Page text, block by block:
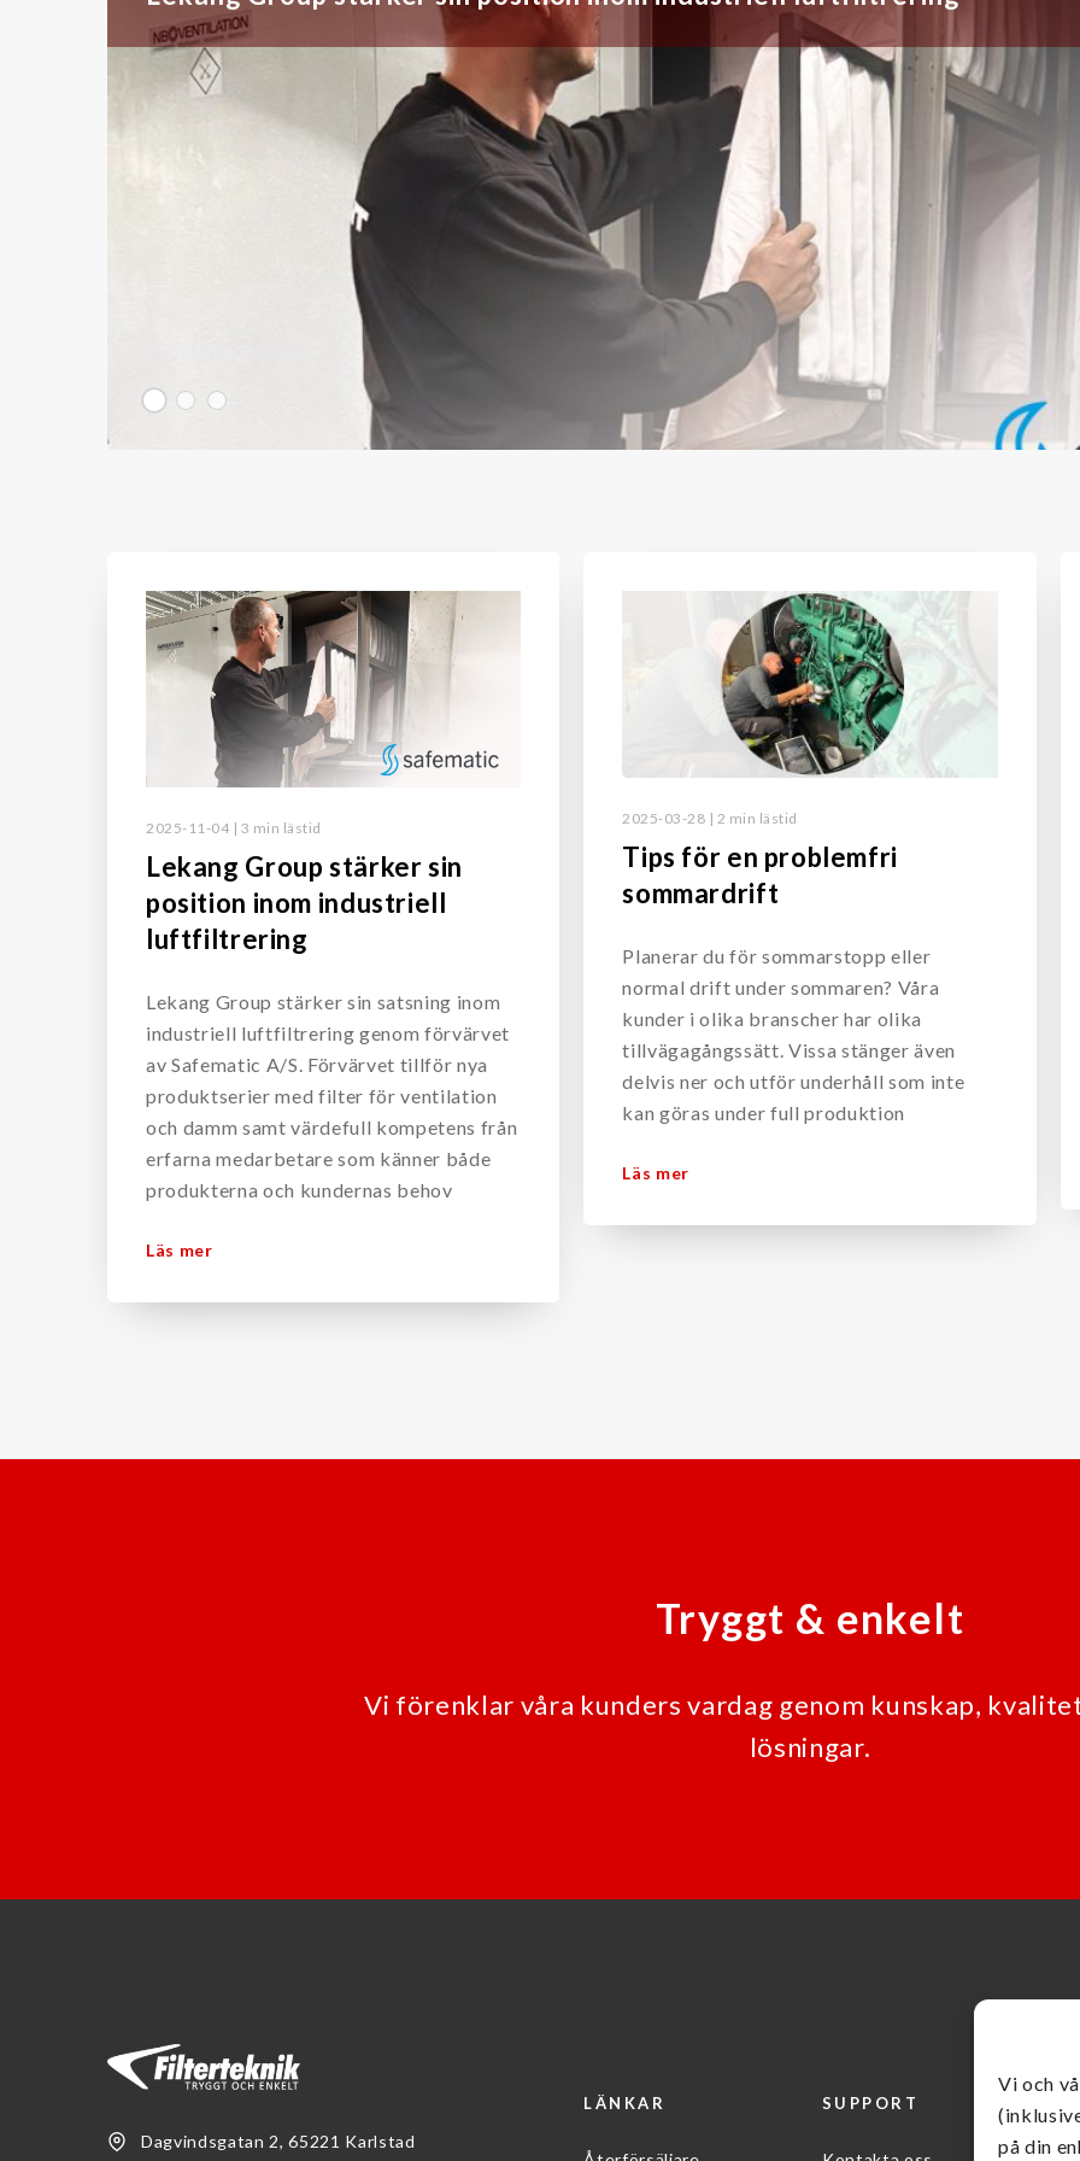
Vi och
på din
2025-11-04 | 3 min lästid
Lekang Group stärker sin
position inom industriell
luftfiltrering
Lekang Group stärker sin satsning inom
industriell luftfiltrering genom förvärvet
av Safematic A/S. Förvärvet tillför nya
produktserier med filter för ventilation
och damm samt värdefull kompetens från
erfarna medarbetare som känner både
produkterna och kundernas behov
Läs mer
2025-03-28 | 2 min lästid
Tips för en problemfri
sommardrift
Planerar du för sommarstopp eller
normal drift under sommaren? Våra
kunder i olika branscher har olika
tillvägagångssätt. Vissa stänger även
delvis ner och utför underhåll som inte
kan göras under full produktion
Läs mer
Tryggt & enkelt
Vi förenklar våra kunders vardag genom kunskap,
lösningar.
Dagvindsgatan 2, 65221 Karlstad
LÄNKAR SUPPORT